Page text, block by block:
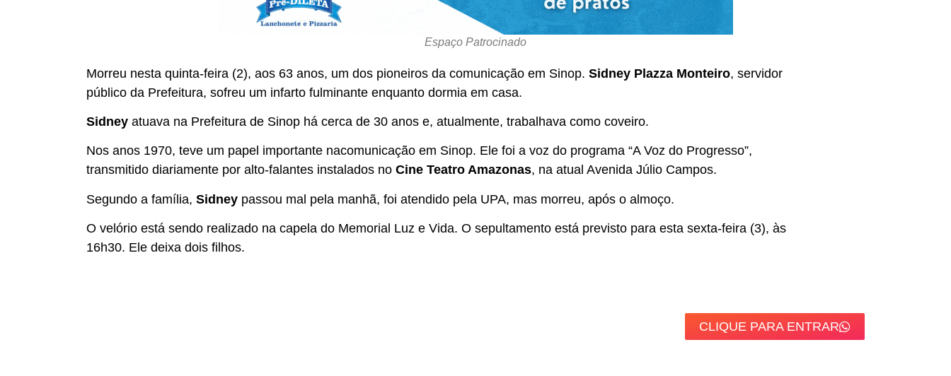
Espaço Patrocinado
Morreu nesta quinta-feira (2), aos 63 anos, um dos pioneiros da comunicação em Sinop. Sidney Plazza Monteiro, servidor
público da Prefeitura, sofreu um infarto fulminante enquanto dormia em casa.
Sidney atuava na Prefeitura de Sinop há cerca de 30 anos e, atualmente, trabalhava como coveiro.
Nos anos 1970, teve um papel importante nacomunicação em Sinop. Ele foi a voz do programa “A Voz do Progresso”,
transmitido diariamente por alto-falantes instalados no Cine Teatro Amazonas, na atual Avenida Júlio Campos.
Segundo a família, Sidney passou mal pela manhã, foi atendido pela UPA, mas morreu, após o almoço.
O velório está sendo realizado na capela do Memorial Luz e Vida. O sepultamento está previsto para esta sexta-feira (3), às
16h30. Ele deixa dois filhos.
CLIQUE PARA ENTRAR